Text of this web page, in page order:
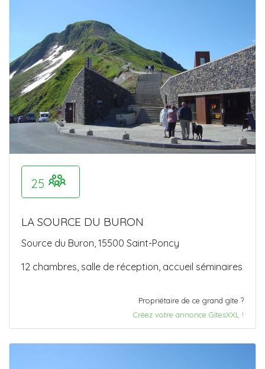
25
LA SOURCE DU BURON
Source du Buron, 15500 Saint-Poncy
12 chambres, salle de réception, accueil séminaires
Propriétaire de ce grand gîte ?
Créez votre annonce GitesXXL !